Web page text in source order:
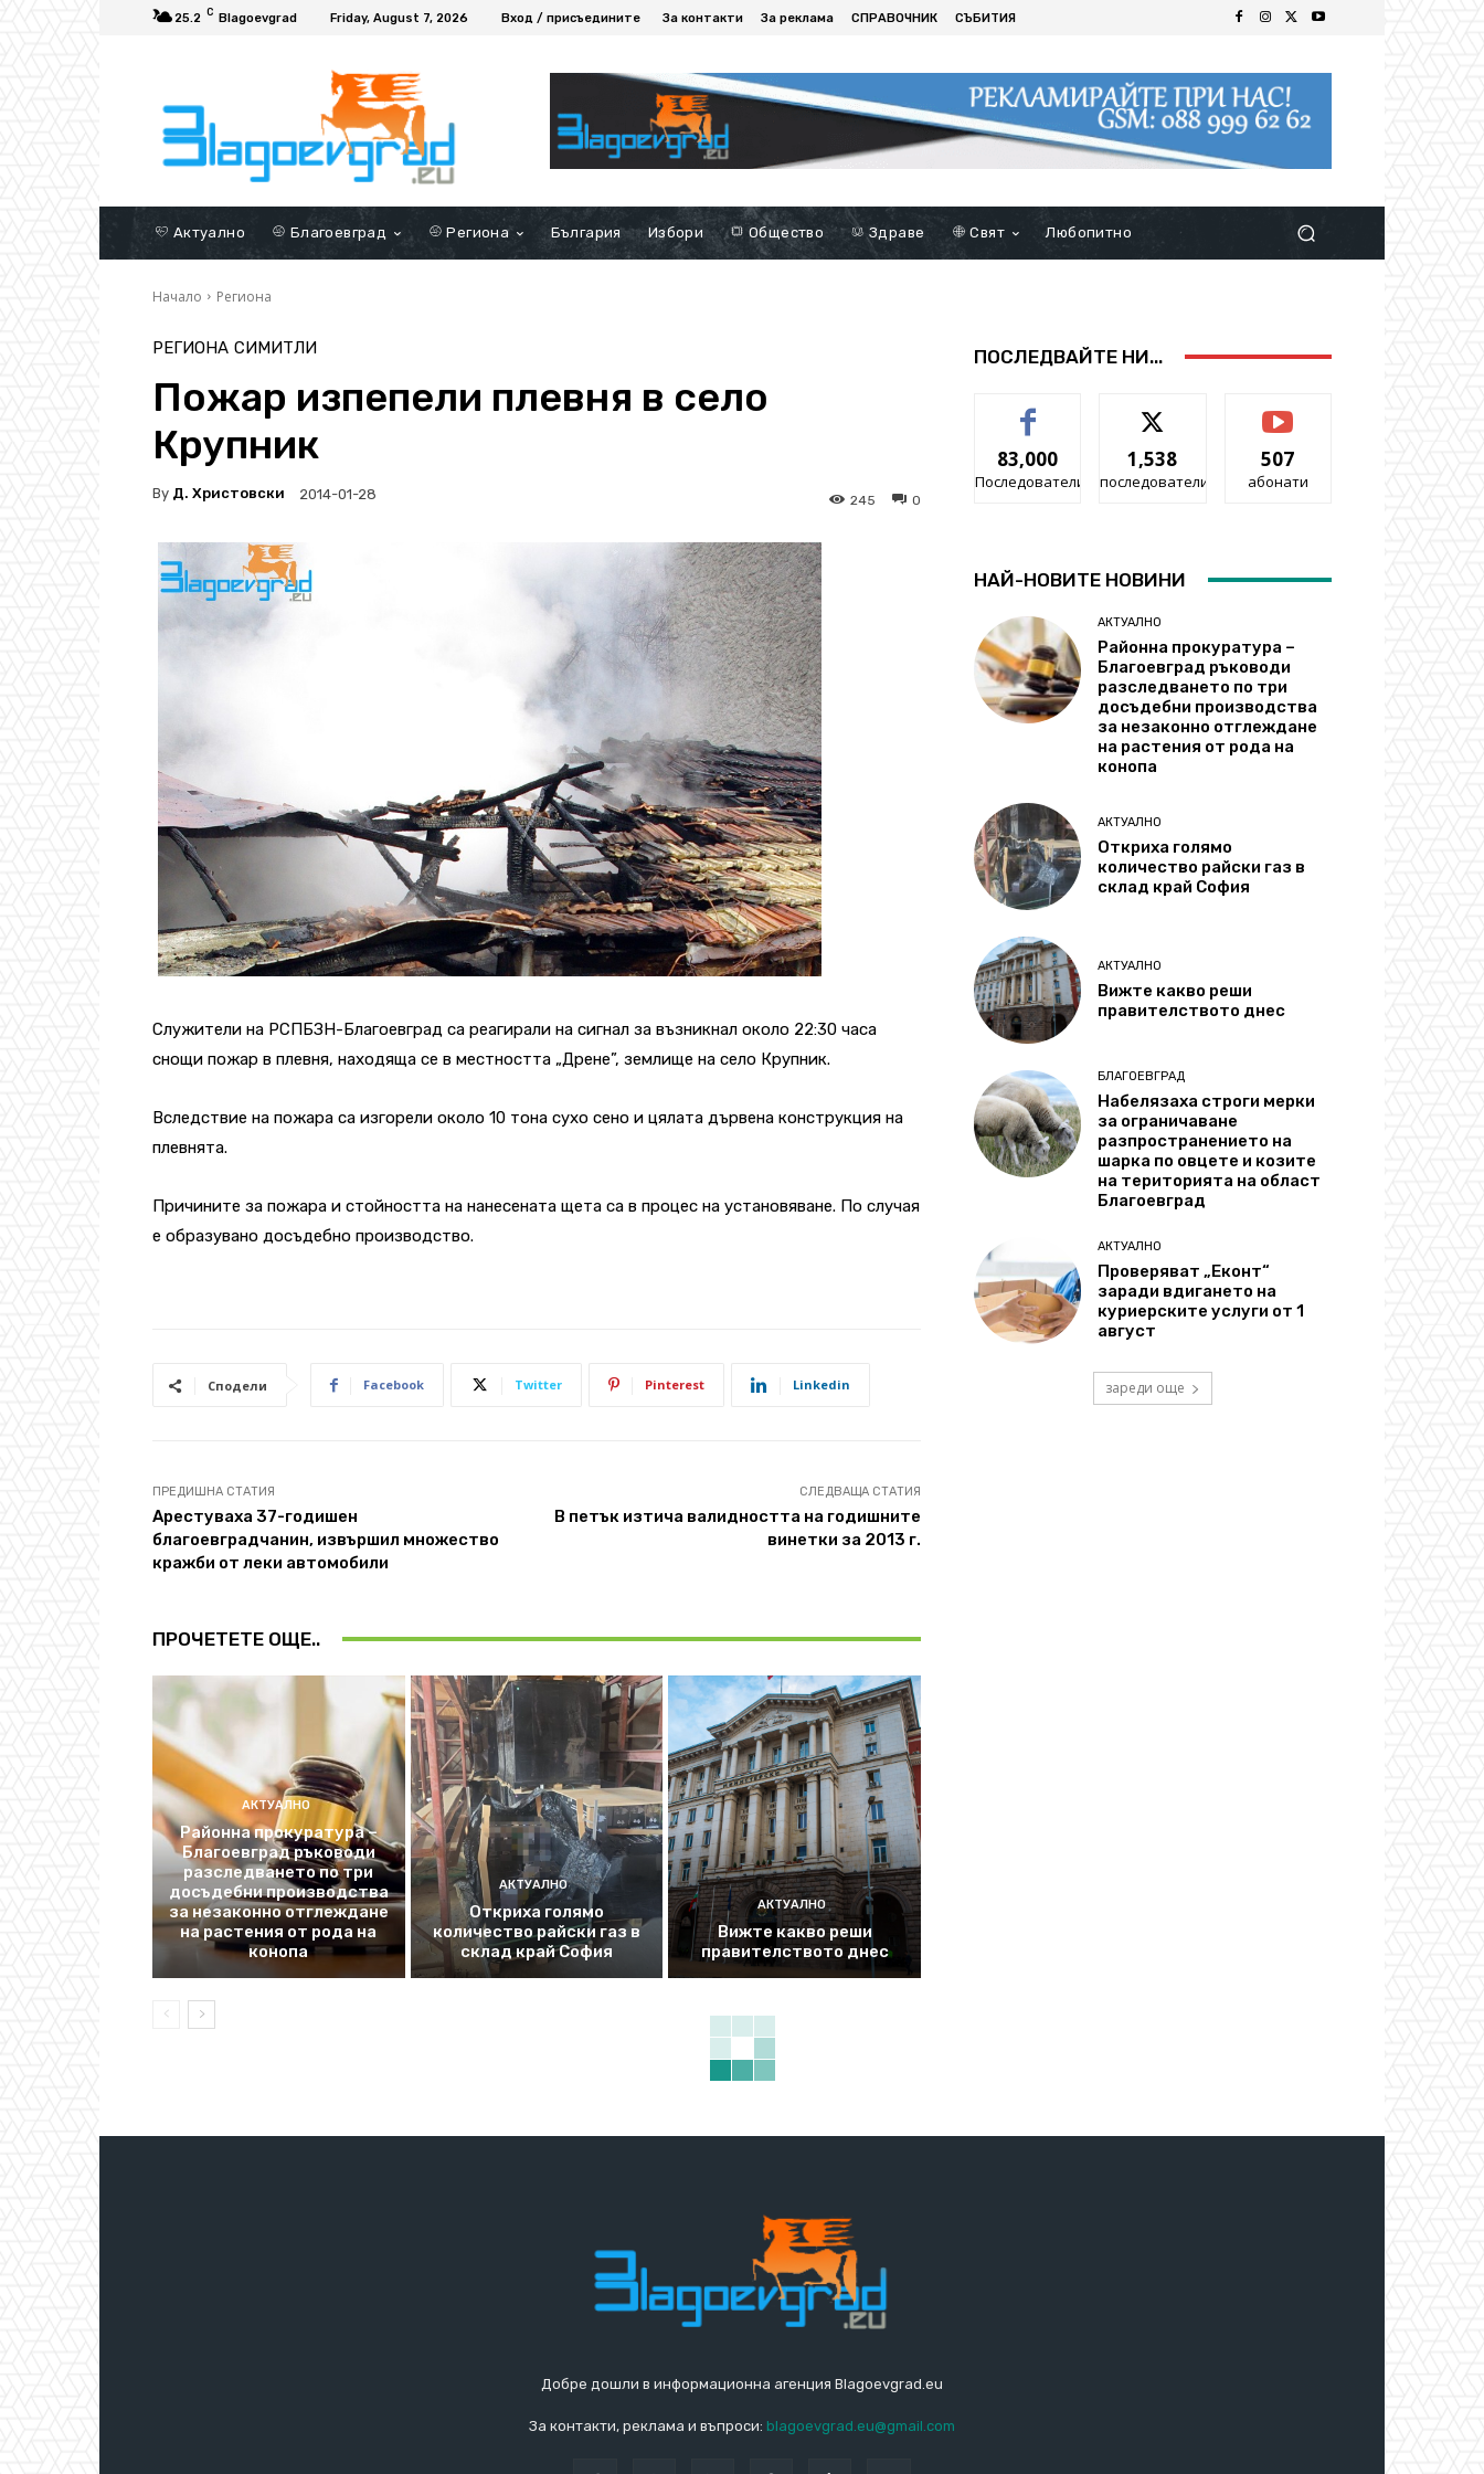
25.2 C Blagoevgrad Friday, August 7, 2026 Вход / присъедините За контакти За реклама СПРАВОЧНИК СЪБИТИЯ
Актуално Благоевград Региона България Избори Общество Здраве Свят Любопитно
Начало Региона
РЕГИОНА СИМИТЛИ
Пожар изпепели плевня в село
Крупник
By Д. Христовски 2014-01-28 0
245
Служители на РСПБЗН-Благоевград са реагирали на сигнал за възникнал около 22:30 часа
снощи пожар в плевня, находяща се в местността „Дрене”, землище на село Крупник.
Вследствие на пожара са изгорели около 10 тона сухо сено и цялата дървена конструкция на
плевнята.
Причините за пожара и стойността на нанесената щета са в процес на установяване. По случая
е образувано досъдебно производство.
Сподели Facebook Twitter Pinterest Linkedin
ПРЕДИШНА СТАТИЯ
Арестуваха 37-годишен
благоевградчанин, извършил множество
кражби от леки автомобили
СЛЕДВАЩА СТАТИЯ
В петък изтича валидността на годишните
винетки за 2013 г.
ПРОЧЕТЕТЕ ОЩЕ..
АКТУАЛНО
Районна прокуратура –
Благоевград ръководи
разследването по три
досъдебни производства
за незаконно отглеждане
на растения от рода на
конопа
АКТУАЛНО
Откриха голямо
количество райски газ в
склад край София
АКТУАЛНО
Вижте какво реши
правителството днес
ПОСЛЕДВАЙТЕ НИ...
83,000
Последователи
1,538
последователи
507
абонати
НАЙ-НОВИТЕ НОВИНИ
АКТУАЛНО
Районна прокуратура –
Благоевград ръководи
разследването по три
досъдебни производства
за незаконно отглеждане
на растения от рода на
конопа
АКТУАЛНО
Откриха голямо
количество райски газ в
склад край София
АКТУАЛНО
Вижте какво реши
правителството днес
БЛАГОЕВГРАД
Набелязаха строги мерки
за ограничаване
разпространението на
шарка по овцете и козите
на територията на област
Благоевград
АКТУАЛНО
Проверяват „Еконт“
заради вдигането на
куриерските услуги от 1
август
зареди още
Добре дошли в информационна агенция Blagoevgrad.eu
За контакти, реклама и въпроси: blagoevgrad.eu@gmail.com